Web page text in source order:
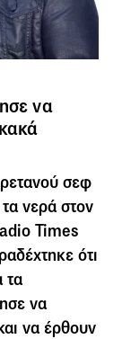
να
σεφ
νερά στον
Times
ότι
τα
να
να έρθουν